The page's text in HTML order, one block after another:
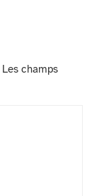
Les champs